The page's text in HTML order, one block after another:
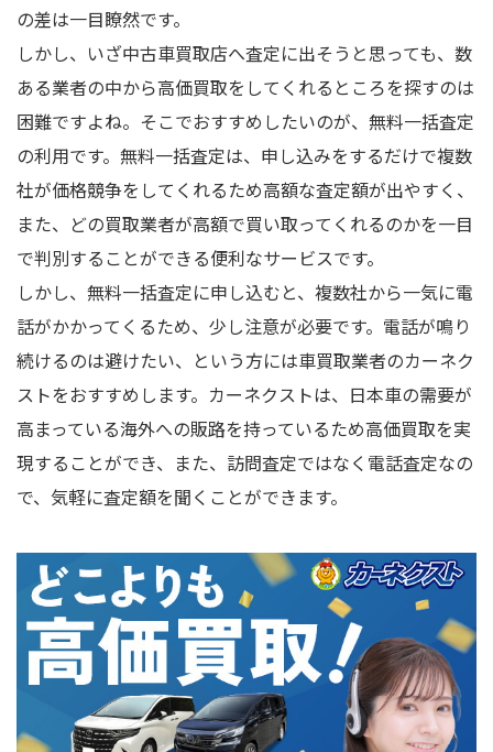
の差は一目瞭然です。
しかし、いざ中古車買取店へ査定に出そうと思っても、数
ある業者の中から高価買取をしてくれるところを探すのは
困難ですよね。そこでおすすめしたいのが、無料一括査定
の利用です。無料一括査定は、申し込みをするだけで複数
社が価格競争をしてくれるため高額な査定額が出やすく、
また、どの買取業者が高額で買い取ってくれるのかを一目
で判別することができる便利なサービスです。
しかし、無料一括査定に申し込むと、複数社から一気に電
話がかかってくるため、少し注意が必要です。電話が鳴り
続けるのは避けたい、という方には車買取業者のカーネク
ストをおすすめします。カーネクストは、日本車の需要が
高まっている海外への販路を持っているため高価買取を実
現することができ、また、訪問査定ではなく電話査定なの
で、気軽に査定額を聞くことができます。